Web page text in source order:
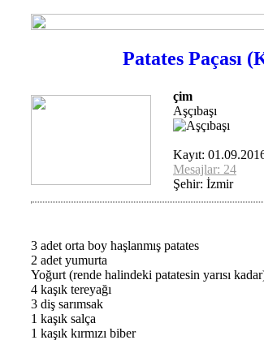
Patates Paçası
çim
Aşçıbaşı
Kayıt:
Mesajlar: 24
Şehir: İzmir
3 adet orta boy haşlanmış patates
2 adet yumurta
Yoğurt (rende halindeki patatesin yarısı
4 kaşık tereyağı
3 diş sarımsak
1 kaşık salça
1 kaşık kırmızı biber